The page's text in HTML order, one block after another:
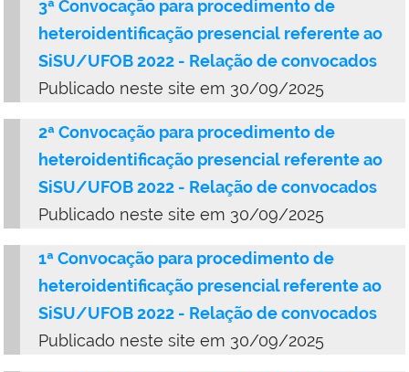
3ª Convocação para procedimento de
heteroidentificação presencial referente ao
SiSU/UFOB 2022 - Relação de convocados
Publicado neste site em 30/09/2025
2ª Convocação para procedimento de
heteroidentificação presencial referente ao
SiSU/UFOB 2022 - Relação de convocados
Publicado neste site em 30/09/2025
1ª Convocação para procedimento de
heteroidentificação presencial referente ao
SiSU/UFOB 2022 - Relação de convocados
Publicado neste site em 30/09/2025